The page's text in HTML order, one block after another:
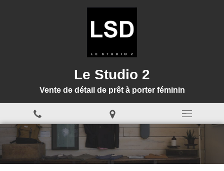
Le Studio 2
Vente de détail de prêt à porter féminin